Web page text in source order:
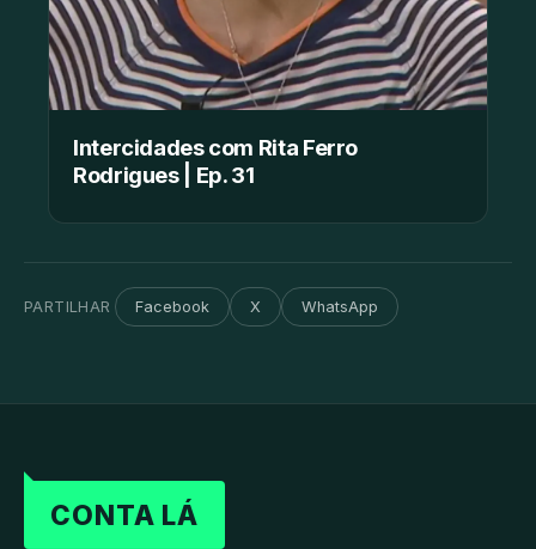
Intercidades com Rita Ferro
Rodrigues | Ep. 31
PARTILHAR Facebook X WhatsApp
CONTA LÁ